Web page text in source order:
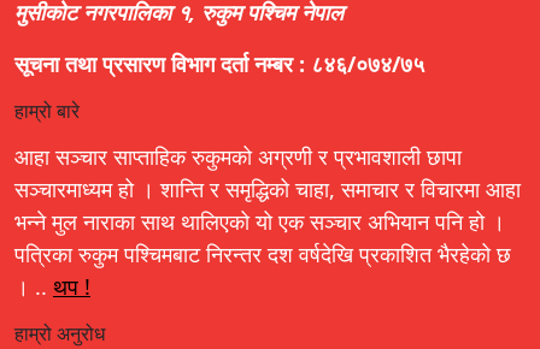
मुसीकोट नगरपालिका १, रुकुम पश्चिम नेपाल
सूचना तथा प्रसारण विभाग दर्ता नम्बर : ८४६/०७४/७५
हाम्रो बारे
आहा सञ्चार साप्ताहिक रुकुमको अग्रणी र प्रभावशाली छापा
सञ्चारमाध्यम हो । शान्ति र समृद्धिको चाहा, समाचार र विचारमा आहा
भन्ने मुल नाराका साथ थालिएको यो एक सञ्चार अभियान पनि हो ।
पत्रिका रुकुम पश्चिमबाट निरन्तर दश वर्षदेखि प्रकाशित भैरहेको छ
। .. थप !
हाम्रो अनुरोध